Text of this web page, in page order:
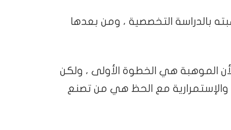
بالدراسة التخصصية ، ومن بعدها
الموهبة هي الخطوة الأولى ، ولكن
والإستمرارية مع الحظ هي من تصنع